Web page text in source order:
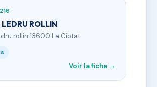
LEDRU ROLLIN
rollin 13600 La Ciotat
Voir la fiche →